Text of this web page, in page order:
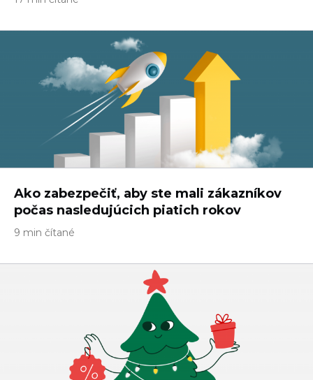
Ako zabezpečiť, aby ste mali zákazníkov
počas nasledujúcich piatich rokov
9 min čítané